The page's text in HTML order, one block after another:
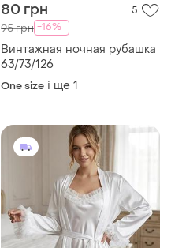
80 грн 5
95 грн -16%
Винтажная ночная рубашка
63/73/126
One size і ще 1